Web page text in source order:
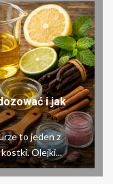
i jak
to jeden z
Olejki...